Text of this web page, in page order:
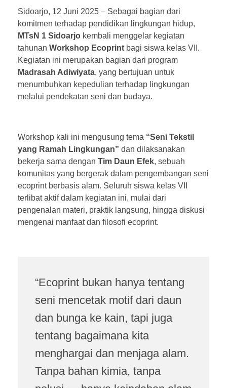
Sidoarjo, 12 Juni 2025 – Sebagai bagian dari
komitmen terhadap pendidikan lingkungan hidup,
MTsN 1 Sidoarjo kembali menggelar kegiatan
tahunan Workshop Ecoprint bagi siswa kelas VII.
Kegiatan ini merupakan bagian dari program
Madrasah Adiwiyata, yang bertujuan untuk
menumbuhkan kepedulian terhadap lingkungan
melalui pendekatan seni dan budaya.
Workshop kali ini mengusung tema “Seni Tekstil
yang Ramah Lingkungan” dan dilaksanakan
bekerja sama dengan Tim Daun Efek, sebuah
komunitas yang bergerak dalam pengembangan seni
ecoprint berbasis alam. Seluruh siswa kelas VII
terlibat aktif dalam kegiatan ini, mulai dari
pengenalan materi, praktik langsung, hingga diskusi
mengenai manfaat dan filosofi ecoprint.
“Ecoprint bukan hanya tentang
seni mencetak motif dari daun
dan bunga ke kain, tapi juga
tentang bagaimana kita
menghargai dan menjaga alam.
Tanpa bahan kimia, tanpa